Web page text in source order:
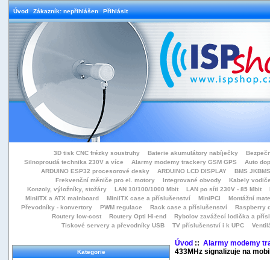
Úvod Zákazník: nepřihlášen Přihlásit
3D tisk CNC frézky soustruhy Baterie akumulátory nabíječky
Silnoproudá technika 230V a více
Alarmy modemy trackery GSM GPS
Auto
ARDUINO ESP32 procesorové desky
ARDUINO LCD DISPLAY
BMS
Frekvenční měniče pro el. motory
Integrované obvody
Kabely
Konzoly, výložníky, stožáry
LAN 10/100/1000 Mbit LAN po síti 230V - 85 Mbit
MiniITX a ATX mainboard
MiniITX case a příslušenství MiniPCI
Montážní
Převodníky - konvertory
PWM regulace Rack case a příslušenství
Raspberry
Routery low-cost
Routery Opti Hi-end
Rybolov zavážecí lodička a přísl
Tiskové servery a převodníky USB
TV příslušenství i k UPC
Kategorie
Úvod:: Alarmy modemy
433MHz signalizuje na